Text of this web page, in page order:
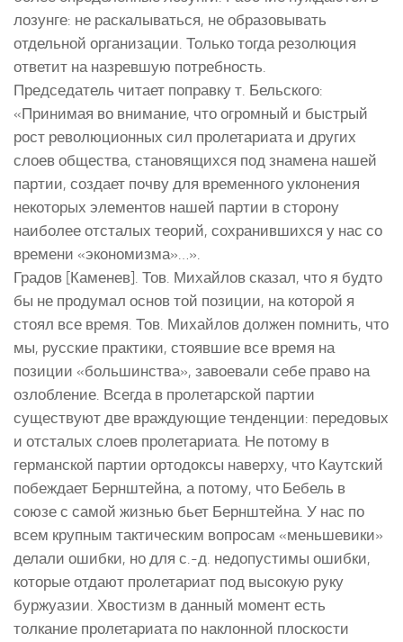
лозунге: не раскалываться, не образовывать
отдельной организации. Только тогда резолюция
ответит на назревшую потребность.
Председатель читает поправку т. Бельского:
«Принимая во внимание, что огромный и быстрый
рост революционных сил пролетариата и других
слоев общества, становящихся под знамена нашей
партии, создает почву для временного уклонения
некоторых элементов нашей партии в сторону
наиболее отсталых теорий, сохранившихся у нас со
времени «экономизма»…».
Градов [Каменев]. Тов. Михайлов сказал, что я будто
бы не продумал основ той позиции, на которой я
стоял все время. Тов. Михайлов должен помнить, что
мы, русские практики, стоявшие все время на
позиции «большинства», завоевали себе право на
озлобление. Всегда в пролетарской партии
существуют две враждующие тенденции: передовых
и отсталых слоев пролетариата. Не потому в
германской партии ортодоксы наверху, что Каутский
побеждает Бернштейна, а потому, что Бебель в
союзе с самой жизнью бьет Бернштейна. У нас по
всем крупным тактическим вопросам «меньшевики»
делали ошибки, но для с.-д. недопустимы ошибки,
которые отдают пролетариат под высокую руку
буржуазии. Хвостизм в данный момент есть
толкание пролетариата по наклонной плоскости